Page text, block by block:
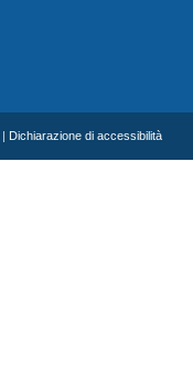
Dichiarazione di accessibilità